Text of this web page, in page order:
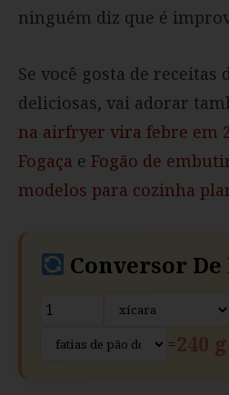
ninguém diz que é
Se você gosta de receitas
deliciosas, vai adorar
na airfryer vira febre em
Fogaça e Fogão de
modelos para cozinha
Conversor
=240 g